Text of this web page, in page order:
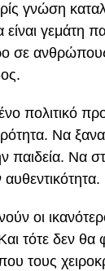
γνώση
είναι γεμάτη
σε
πολιτικό
Να
παιδεία. Να
αυθεντικότητα.
οι
τότε δεν θα
τους